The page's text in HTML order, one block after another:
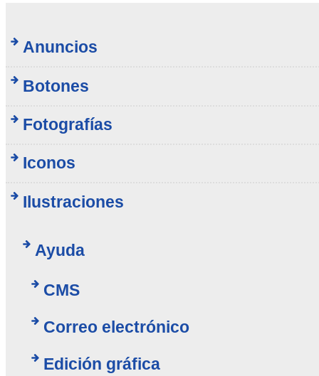
Anuncios
Botones
Fotografías
Iconos
Ilustraciones
Ayuda
CMS
Correo electrónico
Edición gráfica